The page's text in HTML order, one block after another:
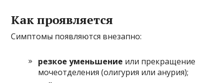
Как проявляется
Симптомы появляются внезапно:
резкое уменьшение или прекращение
мочеотделения (олигурия или анурия);